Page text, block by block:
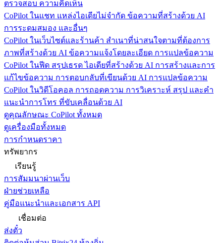
ตรวจสอบ ความคิดเห็น
CoPilot ในแชท แหล่งไอเดียไม่จำกัด ข้อความที่สร้างด้วย AI
การระดมสมอง และอื่นๆ
CoPilot ในเว็บไซต์และร้านค้า สำเนาที่น่าสนใจตามที่ต้องการ
ภาพที่สร้างด้วย AI ข้อความแจ้งโดยละเอียด การแปลข้อความ
CoPilot ในฟีด สรุปเธรด ไอเดียที่สร้างด้วย AI การสร้างและการ
แก้ไขข้อความ การตอบกลับที่เขียนด้วย AI การแปลข้อความ
CoPilot ในวิดีโอคอล การถอดความ การวิเคราะห์ สรุป และคำ
แนะนำการโทร ที่ขับเคลื่อนด้วย AI
ดูคุณลักษณะ CoPilot ทั้งหมด
ดูเครื่องมือทั้งหมด
การกำหนดราคา
ทรัพยากร
เรียนรู้
การสัมมนาผ่านเว็บ
ฝ่ายช่วยเหลือ
คู่มือแนะนำและเอกสาร API
เชื่อมต่อ
ส่งตั๋ว